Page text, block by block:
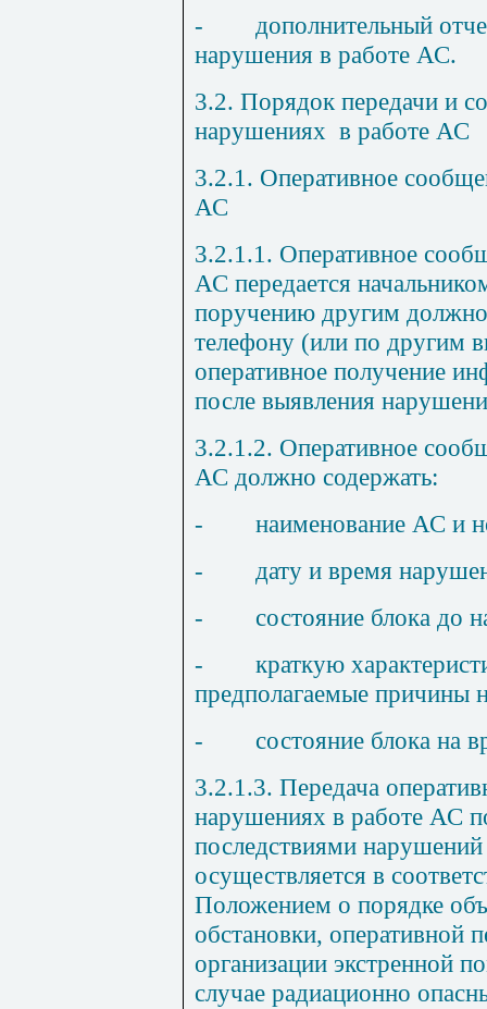
-
дополнительный
нарушения в работе АС.
3.2. Порядок передачи и
нарушениях в работе АС
3.2.1. Оперативное
АС
3.2.1.1. Оперативное
АС передается
поручению другим
телефону (или по другим
оперативное получение
после выявления
3.2.1.2. Оперативное
АС должно содержать:
-
наименование АС и
-
дату и время
-
состояние блока до
-
краткую
предполагаемые причины
-
состояние блока на
3.2.1.3. Передача
нарушениях в работе АС
последствиями
осуществляется в
Положением о порядке
обстановки, оперативной
организации экстренной
случае радиационно